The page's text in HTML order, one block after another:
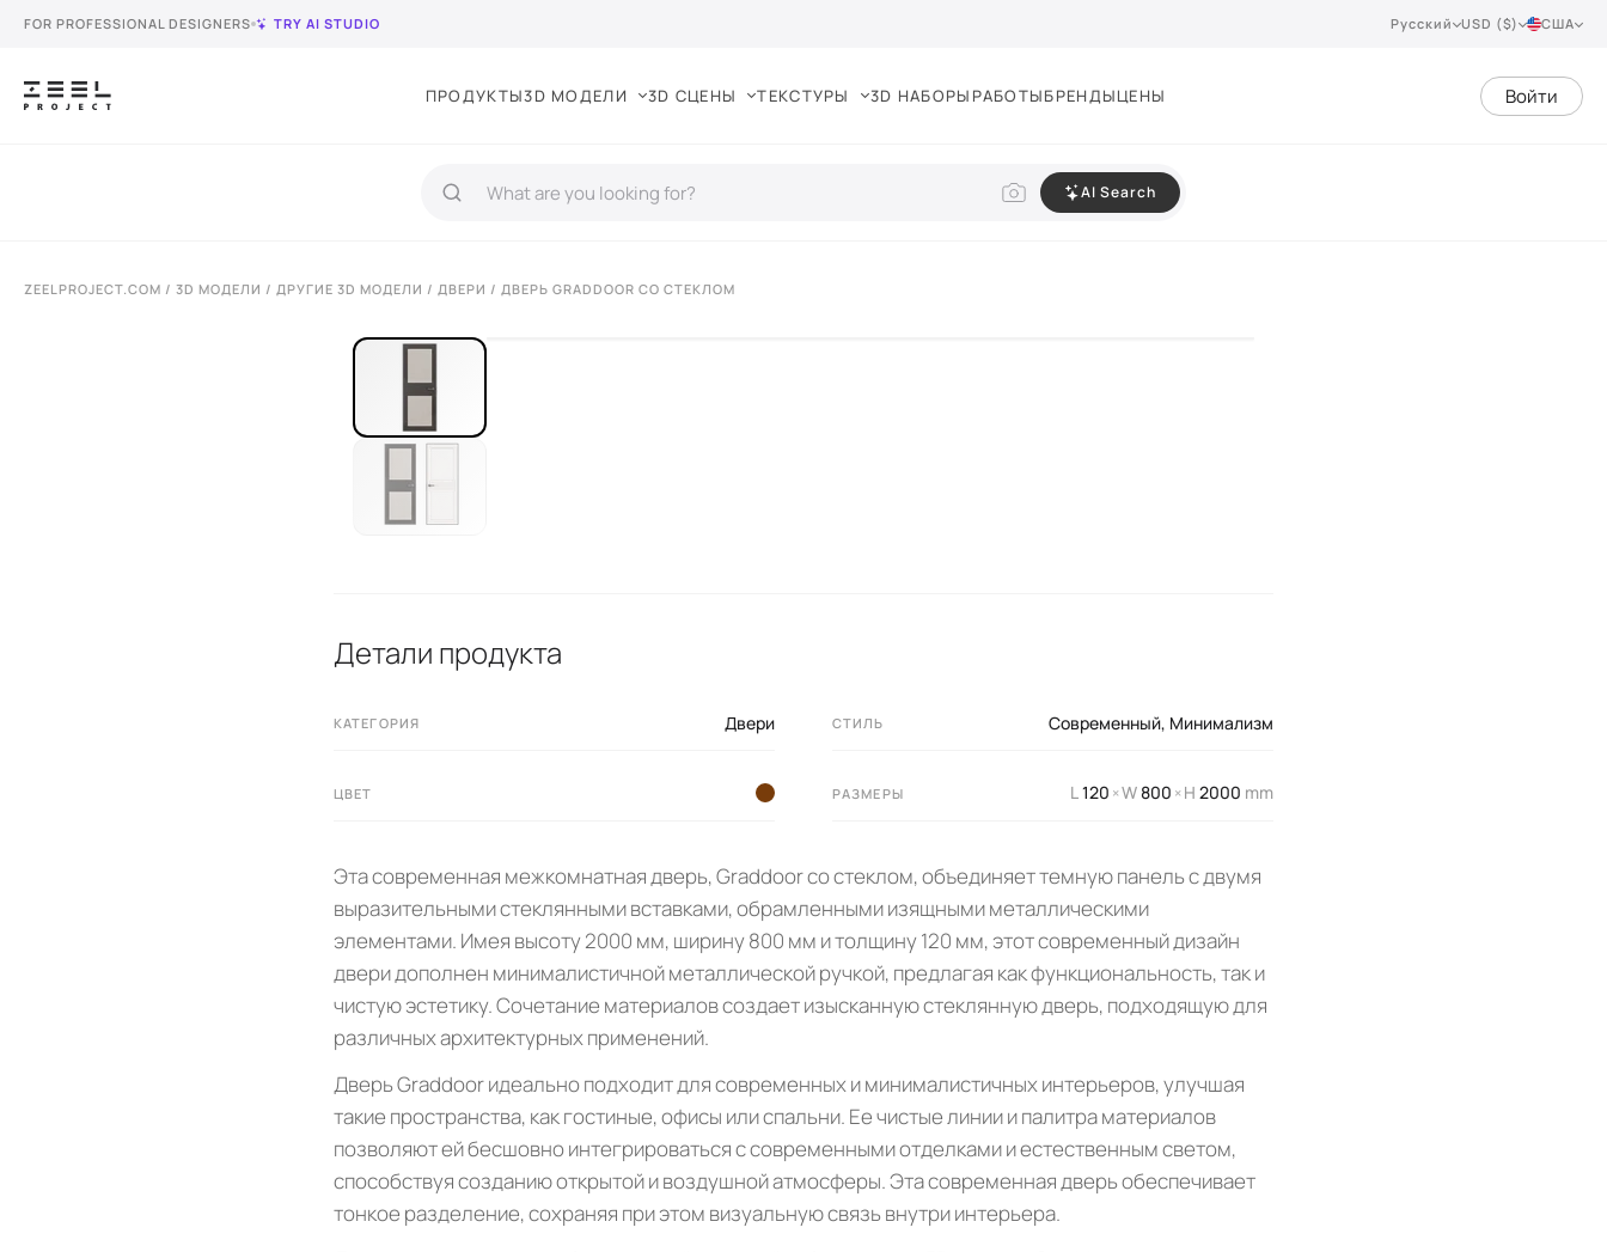
FOR PROFESSIONAL DESIGNERS TRY AI STUDIO Русский USD ($) США
ПРОДУКТЫ3D МОДЕЛИ 3D СЦЕНЫ ТЕКСТУРЫ 3D НАБОРЫ РАБОТЫБРЕНДЫЦЕНЫ Войти
AI Search
ZEELPROJECT.COM / 3D МОДЕЛИ / ДРУГИЕ 3D МОДЕЛИ / ДВЕРИ / ДВЕРЬ GRADDOOR СО СТЕКЛОМ
Детали продукта
КАТЕГОРИЯ Двери СТИЛЬ Современный, Минимализм
ЦВЕТ РАЗМЕРЫ L120 ×W800 ×H 2000 mm
Эта современная межкомнатная дверь, Graddoor со стеклом, объединяет темную панель с двумя
выразительными стеклянными вставками, обрамленными изящными металлическими
элементами. Имея высоту 2000 мм, ширину 800 мм и толщину 120 мм, этот современный дизайн
двери дополнен минималистичной металлической ручкой, предлагая как функциональность, так и
чистую эстетику. Сочетание материалов создает изысканную стеклянную дверь, подходящую для
различных архитектурных применений.
Дверь Graddoor идеально подходит для современных и минималистичных интерьеров, улучшая
такие пространства, как гостиные, офисы или спальни. Ее чистые линии и палитра материалов
позволяют ей бесшовно интегрироваться с современными отделками и естественным светом,
способствуя созданию открытой и воздушной атмосферы. Эта современная дверь обеспечивает
тонкое разделение, сохраняя при этом визуальную связь внутри интерьера.